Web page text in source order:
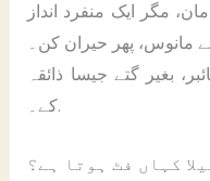
مگر ایک منفرد انداز
بغیر گتے جیسا ذائقہ
کے۔.
کہاں فٹ ہوتا ہے؟